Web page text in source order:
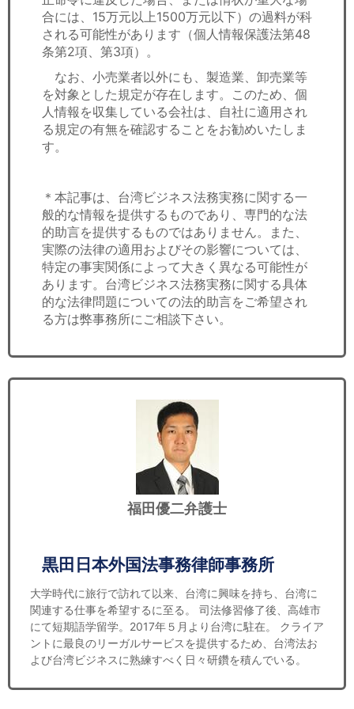
合には、15万元以上1500万元以下）の過料が科
される可能性があります（個人情報保護法第48
条第2項、第3項）。
なお、小売業者以外にも、製造業、卸売業等
を対象とした規定が存在します。このため、個
人情報を収集している会社は、自社に適用され
る規定の有無を確認することをお勧めいたしま
す。
＊本記事は、台湾ビジネス法務実務に関する一
般的な情報を提供するものであり、専門的な法
的助言を提供するものではありません。また、
実際の法律の適用およびその影響については、
特定の事実関係によって大きく異なる可能性が
あります。台湾ビジネス法務実務に関する具体
的な法律問題についての法的助言をご希望され
る方は弊事務所にご相談下さい。
福田優二弁護士
黒田日本外国法事務律師事務所
大学時代に旅行で訪れて以来、台湾に興味を持ち、台湾に
関連する仕事を希望するに至る。 司法修習修了後、高雄市
にて短期語学留学。2017年５月より台湾に駐在。 クライア
ントに最良のリーガルサービスを提供するため、台湾法お
よび台湾ビジネスに熟練すべく日々研鑽を積んでいる。